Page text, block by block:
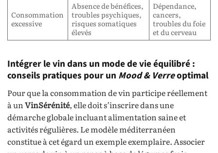
Consommation
excessive
Absence de bénéfices,
troubles psychiques,
risques somatiques
élevés
Dépendance,
cancers,
troubles du foie
et du cerveau
Intégrer le vin dans un mode de vie équilibré :
conseils pratiques pour un Mood & Verreoptimal
Pour que la consommation de vin participe réellement
à un VinSérénité, elle doit s’inscrire dans une
démarche globale incluant alimentation saine et
activités régulières. Le modèle méditerranéen
constitue à cet égard un exemple exemplaire. Associer